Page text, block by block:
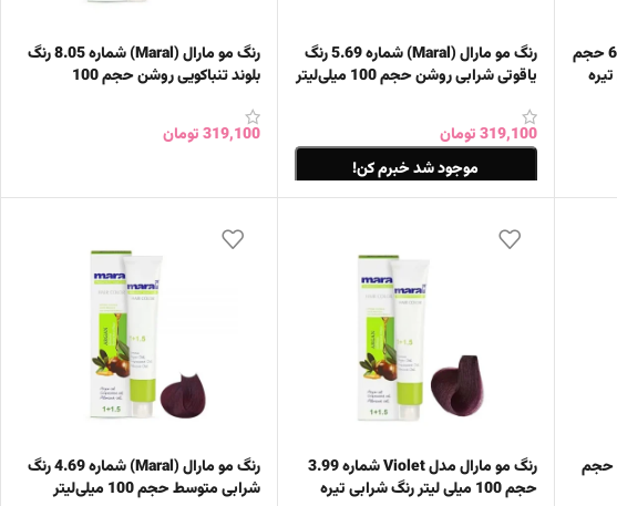
رنگ مو مارال (Maral) شماره 6.05 حجم
رنگ مو مارال (Maral) شماره 5.69 رنگ
یاقوتی شرابی روشن حجم 100 میلی‌لیتر
319,100تومان
موجود شد خبرم کن!
رنگ مو مارال (Maral) شماره 8.05 رنگ
بلوند تنباکویی روشن حجم 100
319,100تومان
رنگ مو مارال (Maral) شماره 8.8 حجم
رنگ مو مارال مدل Violet شماره 3.99
حجم 100 میلی لیتر رنگ شرابی تیره
رنگ مو مارال (Maral) شماره 4.69 رنگ
شرابی متوسط حجم 100 میلی‌لیتر